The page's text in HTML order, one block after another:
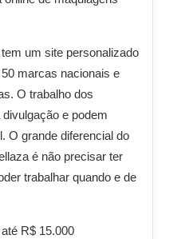
um site personalizado
marcas nacionais e
O trabalho dos
e podem
O grande diferencial do
é não precisar ter
trabalhar quando e de
R$ 15.000